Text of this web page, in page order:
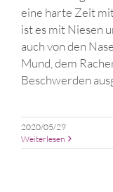
eine harte Zeit
ist es mit Niesen
auch von den
Mund, dem
Beschwerden
2020/05/29
Weiterlesen